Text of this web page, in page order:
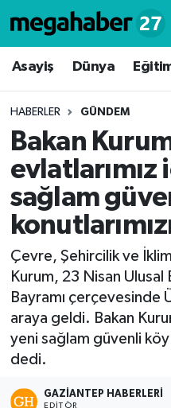
Asayiş Dünya
HABERLER GÜNDEM
Bakan
evlatlarımız
sağlam
Çevre, Şehircilik ve
Kurum, 23 Nisan
Bayramı
araya geldi. Bakan
yeni sağlam güvenli
dedi.
GAZIANTEP HABERLERI
EDITÖR
Hava Durumu
Süper Lig Puan
Tüm Manşetler
Son Dakika
Haber Arşivi